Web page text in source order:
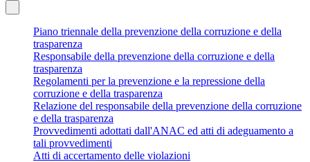
Piano triennale della prevenzione della corruzione e della
trasparenza
Responsabile della prevenzione della corruzione e della
trasparenza
Regolamenti per la prevenzione e la repressione della
corruzione e della trasparenza
Relazione del responsabile della prevenzione della corruzione
e della trasparenza
Provvedimenti adottati dall'ANAC ed atti di adeguamento a
tali provvedimenti
Atti di accertamento delle violazioni